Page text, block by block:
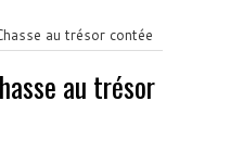
au trésor contée
au trésor